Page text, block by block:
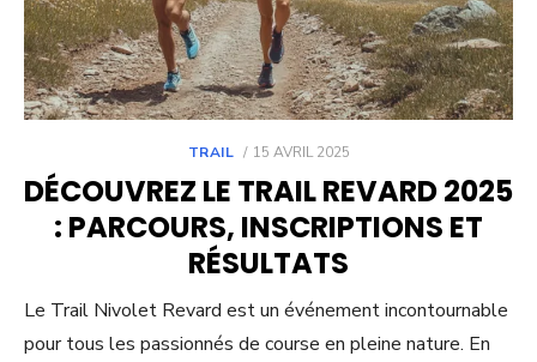
TRAIL
POSTED
15 AVRIL 2025
DÉCOUVREZ LE TRAIL REVARD 2025
: PARCOURS, INSCRIPTIONS ET
RÉSULTATS
Le Trail Nivolet Revard est un événement incontournable
pour tous les passionnés de course en pleine nature. En